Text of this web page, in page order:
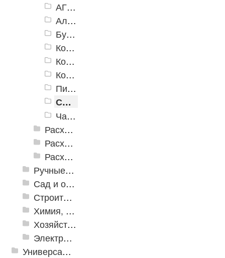
АГШК
Алмазные диски
Буры
Коронки алмазные сегментные для подрозетников
Коронки алмазные сегментные колонковые
Коронки по бетону твердосплавные
Пики-Зубила
Сверла спиральные по бетону и твердым материалам
Чашки шлифовальные алмазные
Расходные инструменты по дереву
Расходные инструменты по кафелю и стеклу
Расходные инструменты по металлу
Ручные инструменты
Сад и огород
Строительная Химия и принадлежности
Химия, крепеж, СИЗ
Хозяйственные принадлежности
Электрика и свет
Универсальные модульные покрытия